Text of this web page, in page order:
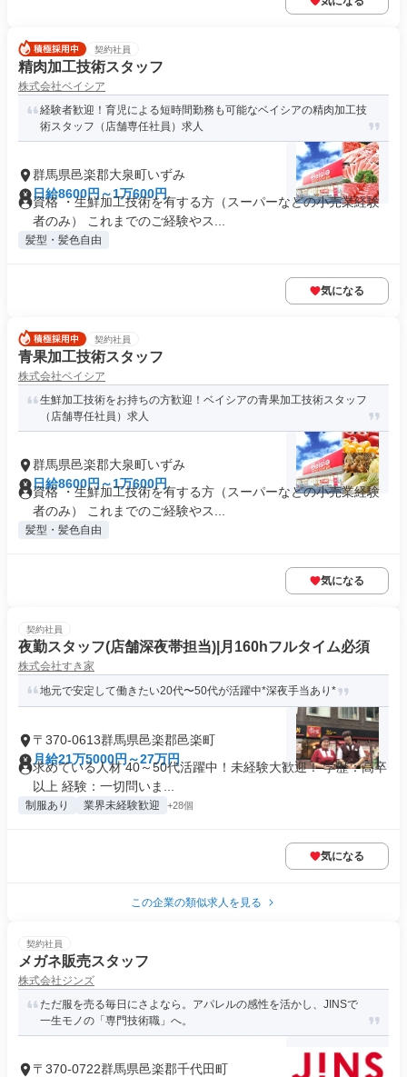
契約社員
精肉加工技術スタッフ
株式会社ベイシア
経験者歓迎！育児による短時間勤務も可能なベイシアの精肉加工技
術スタッフ（店舗専任社員）求人
群馬県邑楽郡大泉町いずみ
日給8600円～1万600円
資格 ・生鮮加工技術を有する方（スーパーなどの小売業経験
者のみ） これまでのご経験やス...
髪型・髪色自由
気になる
契約社員
青果加工技術スタッフ
株式会社ベイシア
生鮮加工技術をお持ちの方歓迎！ベイシアの青果加工技術スタッフ
（店舗専任社員）求人
群馬県邑楽郡大泉町いずみ
日給8600円～1万600円
資格 ・生鮮加工技術を有する方（スーパーなどの小売業経験
者のみ） これまでのご経験やス...
髪型・髪色自由
気になる
契約社員
夜勤スタッフ(店舗深夜帯担当)|月160hフルタイム必須
株式会社すき家
地元で安定して働きたい20代〜50代が活躍中*深夜手当あり*
〒370-0613群馬県邑楽郡邑楽町
月給21万5000円～27万円
求めている人材 40～50代活躍中！未経験大歓迎！ 学歴：高卒
以上 経験：一切問いま...
制服あり 業界未経験歓迎 +28個
気になる
この企業の類似求人を見る
契約社員
メガネ販売スタッフ
株式会社ジンズ
ただ服を売る毎日にさよなら。アパレルの感性を活かし、JINSで
一生モノの「専門技術職」へ。
〒370-0722群馬県邑楽郡千代田町